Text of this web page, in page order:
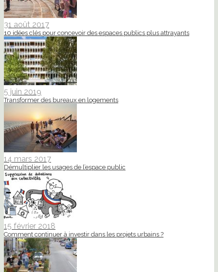
31 août 2017
10 idées clés pour concevoir des espaces publics plus attrayants
5 juin 2019
Transformer des bureaux en logements
14 mars 2017
Démultiplier les usages de l’espace public
15 février 2018
Comment continuer à investir dans les projets urbains ?